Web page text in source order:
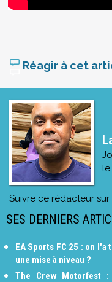
Réagir à cet
le
Suivre ce rédacteur sur
SES DERNIERS
EA Sports FC 25 : on
une mise à niveau ?
The Crew Motorfest